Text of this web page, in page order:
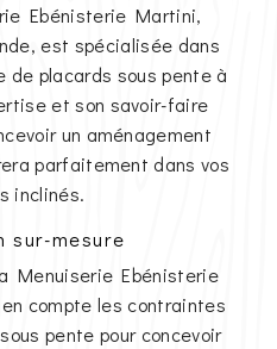
Ebénisterie Martini,
est spécialisée dans
de placards sous pente à
et son savoir-faire
un aménagement
parfaitement dans vos
inclinés.
sur-mesure
Menuiserie Ebénisterie
compte les contraintes
pente pour concevoir